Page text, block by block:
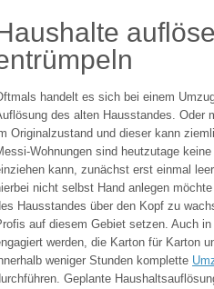
handelt es sich bei einem
des alten Hausstandes. Oder
Originalzustand und dieser kann
Wohnungen sind heutzutage
kann, zunächst erst einmal
nicht selbst Hand anlegen
Hausstandes über den Kopf zu
auf diesem Gebiet setzen. Auch
werden, die Karton für Karton
weniger Stunden komplette
Geplante